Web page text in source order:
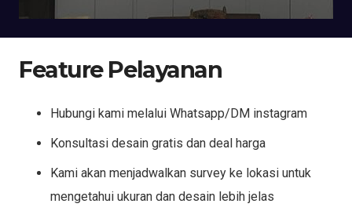
Feature Pelayanan
Hubungi kami melalui Whatsapp/DM instagram
Konsultasi desain gratis dan deal harga
Kami akan menjadwalkan survey ke lokasi untuk
mengetahui ukuran dan desain lebih jelas